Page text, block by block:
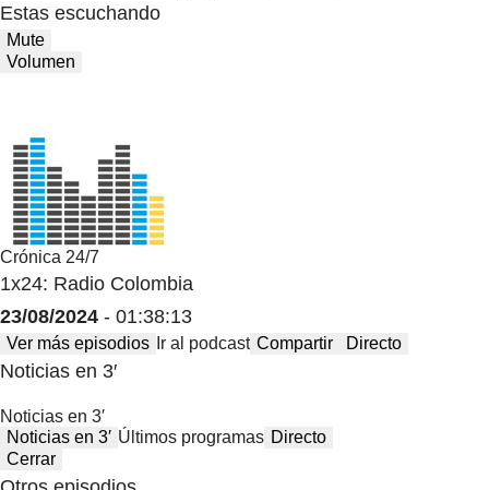
Estas escuchando
Mute
Volumen
Crónica 24/7
1x24: Radio Colombia
23/08/2024 - 01:38:13
Ver más episodios Ir al podcast Compartir Directo
Noticias en 3′
Noticias en 3′
Noticias en 3′ Últimos programas Directo
Cerrar